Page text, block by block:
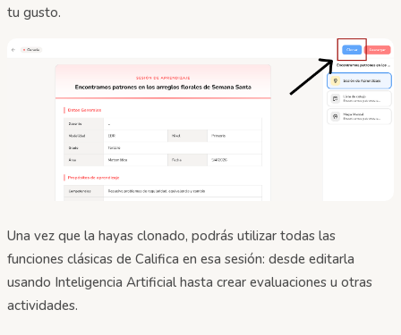
tu gusto.
Una vez que la hayas clonado, podrás utilizar todas las
funciones clásicas de Califica en esa sesión: desde editarla
usando Inteligencia Artificial hasta crear evaluaciones u otras
actividades.